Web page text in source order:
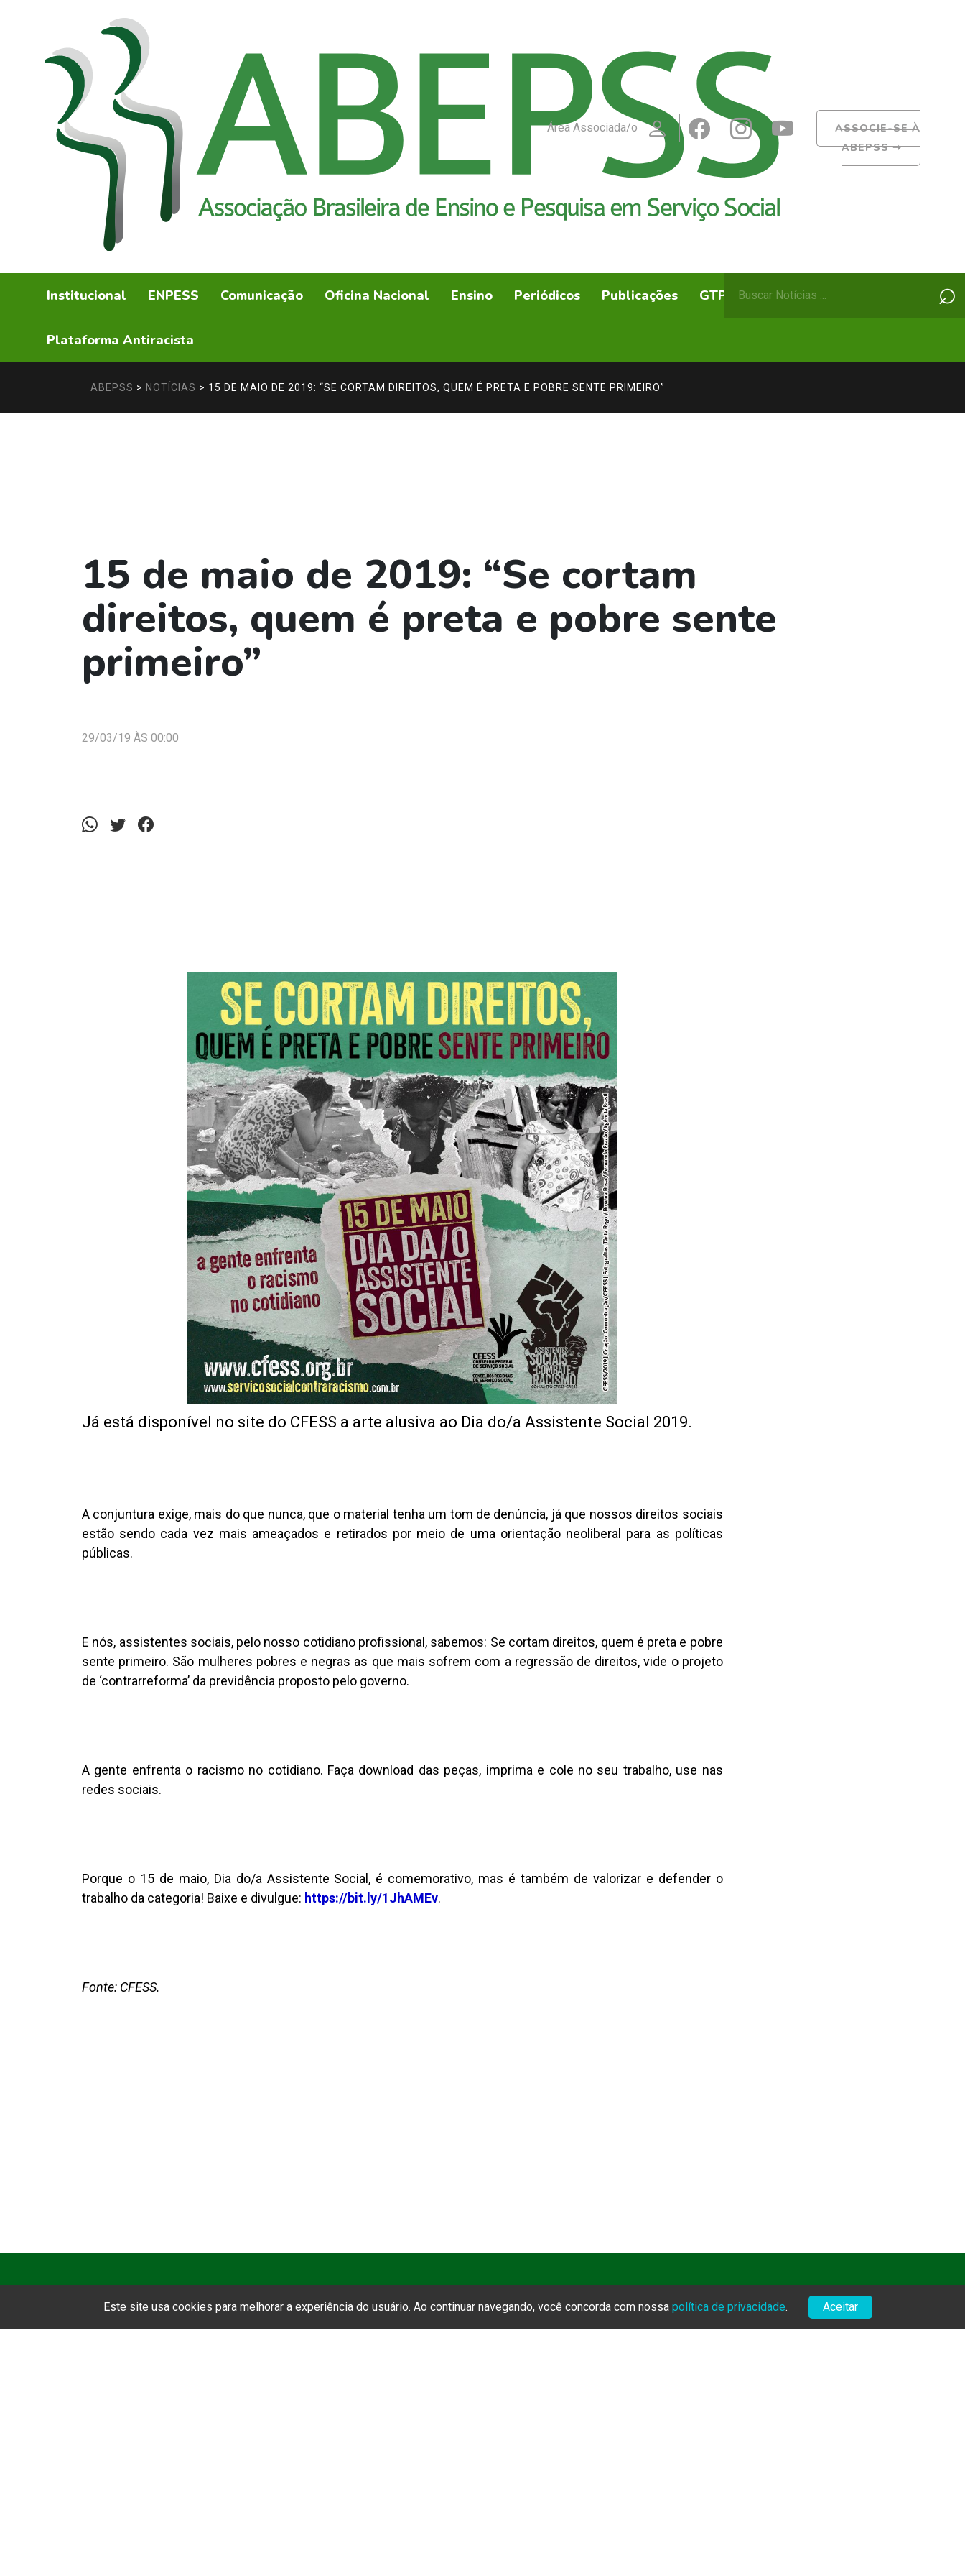
Área Associada/o
ASSOCIE-SE À
ABEPSS➝
Institucional ENPESS Comunicação Oficina Nacional Ensino Periódicos Publicações GTPs ABEPSS Itinerante
Plataforma Antiracista
por:
⌕
ABEPSS > NOTÍCIAS > 15 DE MAIO DE 2019: “SE CORTAM DIREITOS, QUEM É PRETA E POBRE SENTE PRIMEIRO”
15 de maio de 2019: “Se cortam
direitos, quem é preta e pobre sente
primeiro”
29/03/19 ÀS 00:00
Já está disponível no site do CFESS a arte alusiva ao Dia do/a Assistente Social 2019.
A conjuntura exige, mais do que nunca, que o material tenha um tom de denúncia, já que nossos direitos sociais
estão sendo cada vez mais ameaçados e retirados por meio de uma orientação neoliberal para as políticas
públicas.
E nós, assistentes sociais, pelo nosso cotidiano profissional, sabemos: Se cortam direitos, quem é preta e pobre
sente primeiro. São mulheres pobres e negras as que mais sofrem com a regressão de direitos, vide o projeto
de ‘contrarreforma’ da previdência proposto pelo governo.
A gente enfrenta o racismo no cotidiano. Faça download das peças, imprima e cole no seu trabalho, use nas
redes sociais.
Porque o 15 de maio, Dia do/a Assistente Social, é comemorativo, mas é também de valorizar e defender o
trabalho da categoria! Baixe e divulgue: https://bit.ly/1JhAMEv.
Fonte: CFESS.
Este site usa cookies para melhorar a experiência do usuário. Ao continuar navegando, você concorda com nossa política de privacidade. Aceitar